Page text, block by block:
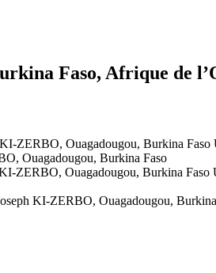
Faso, Afrique de
ZERBO, Ouagadougou, Burkina
Ouagadougou, Burkina Faso
ZERBO, Ouagadougou, Burkina
KI-ZERBO, Ouagadougou,